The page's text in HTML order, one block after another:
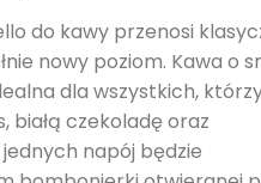
do kawy przenosi
nowy poziom. Kawa o
dla wszystkich,
białą czekoladę oraz
napój będzie